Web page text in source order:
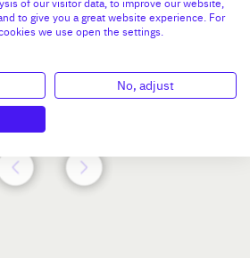
max:
N°47264
to give you a great website experience. For
we use open the settings.
No, adjust